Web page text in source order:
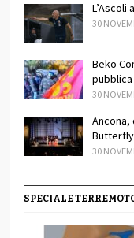
L’Ascoli
30
Beko
pubblica
30
Ancona,
Butterfly
30
SPECIALE